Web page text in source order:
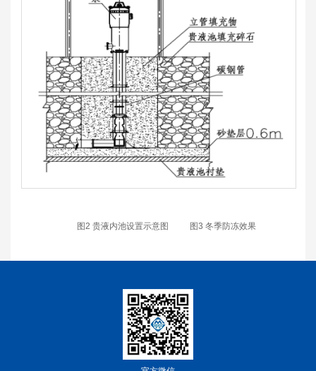
图2 贵液内池设置示意图 图3 冬季防冻效果